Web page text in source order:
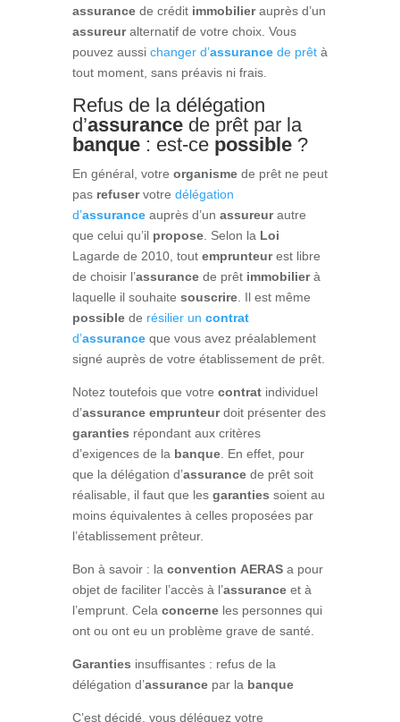
assurancede crédit immobilierauprès d’un
assureuralternatif de votre choix. Vous
pouvez aussi changer d’assurancede prêtà
tout moment, sans préavis ni frais.
Refus de la délégation
d’assurancede prêt par la
banque: est-ce possible?
En général, votre organismede prêt ne peut
pas refuservotre délégation
d’assuranceauprès d’un assureurautre
que celui qu’il propose. Selon la Loi
Lagarde de 2010, tout emprunteurest libre
de choisir l’assurancede prêt immobilierà
laquelle il souhaite souscrire. Il est même
possiblede résilier un contrat
d’assuranceque vous avez préalablement
signé auprès de votre établissement de prêt.
Notez toutefois que votre contratindividuel
d’assurance emprunteurdoit présenter des
garanties répondant aux critères
d’exigences de la banque. En effet, pour
que la délégation d’assurancede prêt soit
réalisable, il faut que les garanties soient au
moins équivalentes à celles proposées par
l’établissement prêteur.
Bon à savoir : la convention AERASa pour
objet de faciliter l’accès à l’assuranceet à
l’emprunt. Cela concerneles personnes qui
ont ou ont eu un problème grave de santé.
Garanties insuffisantes : refus de la
délégation d’assurancepar la banque
C’est décidé, vous déléguez votre